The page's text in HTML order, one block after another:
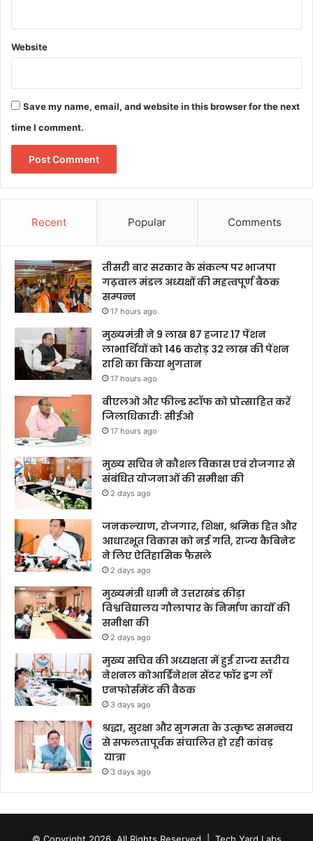
Website
Save my name, email, and website in this browser for the next
time I comment.
Recent Popular Comments
तीसरी बार सरकार के संकल्प पर भाजपा
गढ़वाल मंडल अध्यक्षों की महत्वपूर्ण बैठक
सम्पन्न
17 hours ago
मुख्यमंत्री ने 9 लाख 87 हजार 17 पेंशन
लाभार्थियों को 146 करोड़ 32 लाख की पेंशन
राशि का किया भुगतान
17 hours ago
बीएलओ और फील्ड स्टॉफ को प्रोत्साहित करें
जिलाधिकारीः सीईओ
17 hours ago
मुख्य सचिव ने कौशल विकास एवं रोजगार से
संबंधित योजनाओं की समीक्षा की
2 days ago
जनकल्याण, रोजगार, शिक्षा, श्रमिक हित और
आधारभूत विकास को नई गति, राज्य कैबिनेट
ने लिए ऐतिहासिक फैसले
2 days ago
मुख्यमंत्री धामी ने उत्तराखंड क्रीड़ा
विश्वविद्यालय गौलापार के निर्माण कार्यों की
समीक्षा की
2 days ago
मुख्य सचिव की अध्यक्षता में हुई राज्य स्तरीय
नेशनल कोआर्डिनेशन सेंटर फॉर ड्रग लॉ
एनफोर्समेंट की बैठक
3 days ago
श्रद्धा, सुरक्षा और सुगमता के उत्कृष्ट समन्वय
से सफलतापूर्वक संचालित हो रही कांवड़
यात्रा
3 days ago